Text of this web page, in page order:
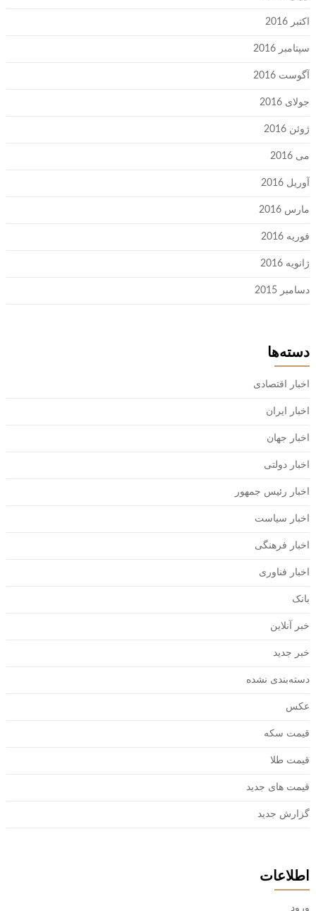
اکتبر 2016
سپتامبر 2016
آگوست 2016
جولای 2016
ژوئن 2016
می 2016
آوریل 2016
مارس 2016
فوریه 2016
ژانویه 2016
دسامبر 2015
دسته‌ها
اخبار اقتصادی
اخبار ایران
اخبار جهان
اخبار دولتی
اخبار رئیس جمهور
اخبار سیاست
اخبار فرهنگی
اخبار فناوری
بانک
خبر آنلاین
خبر جدید
دسته‌بندی نشده
عکس
قیمت سکه
قیمت طلا
قیمت های جدید
گزارش جدید
اطلاعات
ورود